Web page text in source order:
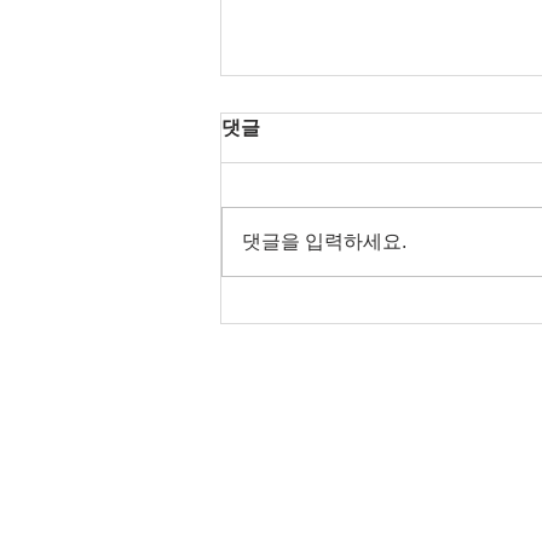
댓글
댓글을 입력하세요.